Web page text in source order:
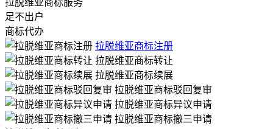
足不出户
商标代办
拉脱维亚商标注册
拉脱维亚商标转让
拉脱维亚商标续展
拉脱维亚商标驳回复审
拉脱维亚商标异议申请
拉脱维亚商标撤三申请